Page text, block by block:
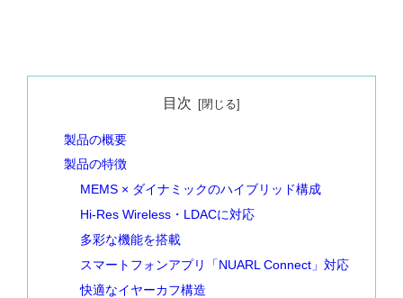
目次
製品の概要
製品の特徴
MEMS × ダイナミックのハイブリッド構成
Hi-Res Wireless・LDACに対応
多彩な機能を搭載
スマートフォンアプリ「NUARL Connect」対応
快適なイヤーカフ構造